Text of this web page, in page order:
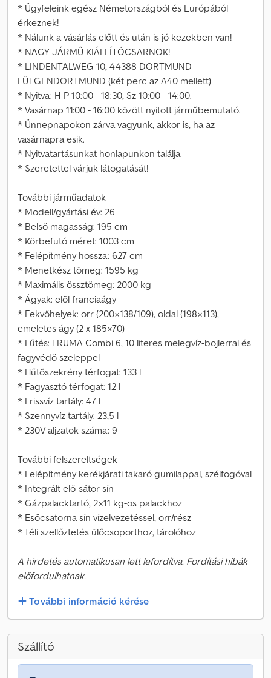
* Ügyfeleink egész Németországból és Európából
érkeznek!
* Nálunk a vásárlás előtt és után is jó kezekben van!
* NAGY JÁRMŰ KIÁLLÍTÓCSARNOK!
* LINDENTALWEG 10, 44388 DORTMUND-
LÜTGENDORTMUND (két perc az A40 mellett)
* Nyitva: H-P 10:00 - 18:30, Sz 10:00 - 14:00.
* Vasárnap 11:00 - 16:00 között nyitott járműbemutató.
* Ünnepnapokon zárva vagyunk, akkor is, ha az
vasárnapra esik.
* Nyitvatartásunkat honlapunkon találja.
* Szeretettel várjuk látogatását!
További járműadatok ----
* Modell/gyártási év: 26
* Belső magasság: 195 cm
* Körbefutó méret: 1003 cm
* Felépítmény hossza: 627 cm
* Menetkész tömeg: 1595 kg
* Maximális össztömeg: 2000 kg
* Ágyak: elöl franciaágy
* Fekvőhelyek: orr (200×138/109), oldal (198×113),
emeletes ágy (2 x 185×70)
* Fűtés: TRUMA Combi 6, 10 literes melegvíz-bojlerral és
fagyvédő szeleppel
* Hűtőszekrény térfogat: 133 l
* Fagyasztó térfogat: 12 l
* Frissvíz tartály: 47 l
* Szennyvíz tartály: 23,5 l
* 230V aljzatok száma: 9
További felszereltségek ----
* Felépítmény kerékjárati takaró gumilappal, szélfogóval
* Integrált elő-sátor sín
* Gázpalacktartó, 2×11 kg-os palackhoz
* Esőcsatorna sín vízelvezetéssel, orr/rész
* Téli szellőztetés ülőcsoporthoz, tárolóhoz
A hirdetés automatikusan lett lefordítva. Fordítási hibák
előfordulhatnak.
További információ kérése
Szállító